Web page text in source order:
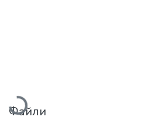
Вантажиться...
Файли